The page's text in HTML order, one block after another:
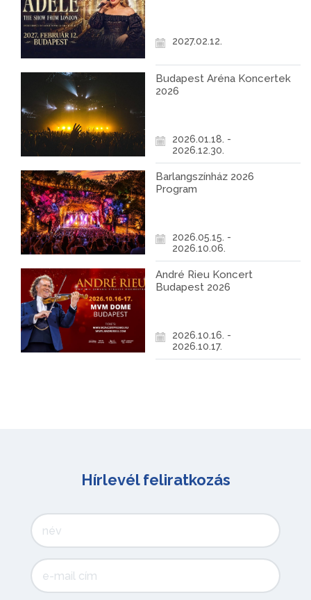
2027.02.12.
Budapest Aréna Koncertek
2026
2026.01.18. -
2026.12.30.
Barlangszínház 2026
Program
2026.05.15. -
2026.10.06.
André Rieu Koncert
Budapest 2026
2026.10.16. -
2026.10.17.
Hírlevél feliratkozás